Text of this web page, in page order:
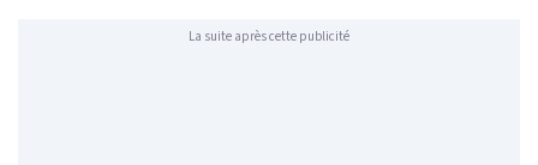
La suite après cette publicité